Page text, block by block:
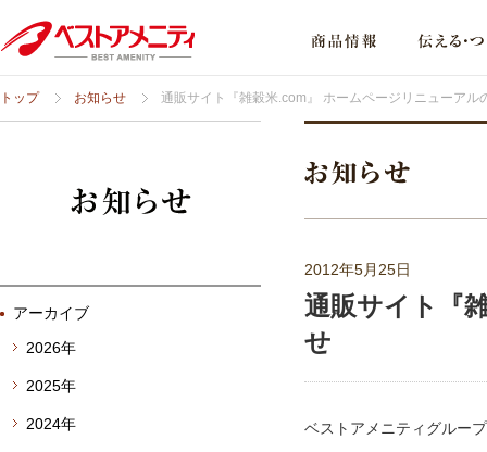
トップ お知らせ 通販サイト『雑穀米.com』 ホームページリニューアル
2012年5月25日
通販サイト『
せ
ベストアメニティグルー
アーカイブ
2026年
2025年
2024年